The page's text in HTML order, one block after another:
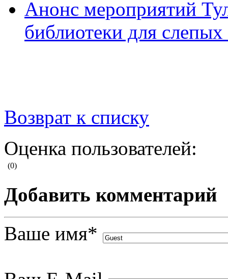
Анонс мероприятий
библиотеки для слепых
Возврат к списку
Оценка пользователей:
(0)
Добавить комментарий
Ваше имя*